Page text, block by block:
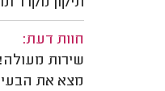
חוות דעת:
שירות
מצא את